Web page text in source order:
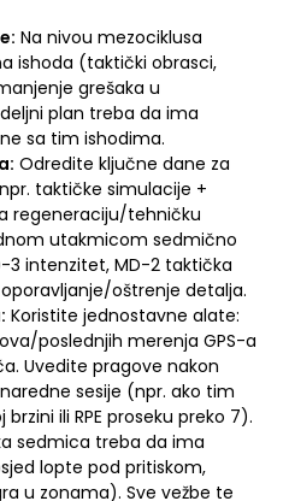
Na nivou mezociklusa
ishoda (taktički obrasci,
grešaka u
plan treba da ima
sa tim ishodima.
Odredite ključne dane za
taktičke simulacije +
regeneraciju/tehničku
utakmicom sedmično
3 intenzitet, MD-2 taktička
oštrenje detalja.
Koristite jednostavne alate:
poslednjih merenja GPS-a
Uvedite pragove nakon
sesije (npr. ako tim
ili RPE proseku preko 7).
sedmica treba da ima
lopte pod pritiskom,
u zonama). Sve vežbe te